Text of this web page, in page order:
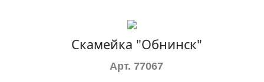
Скамейка "Обнинск"
Арт. 77067